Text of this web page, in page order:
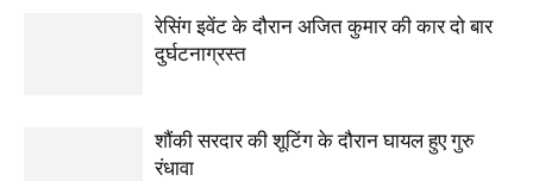
रेसिंग इवेंट के दौरान अजित कुमार की कार दो बार
दुर्घटनाग्रस्त
शौंकी सरदार की शूटिंग के दौरान घायल हुए गुरु
रंधावा